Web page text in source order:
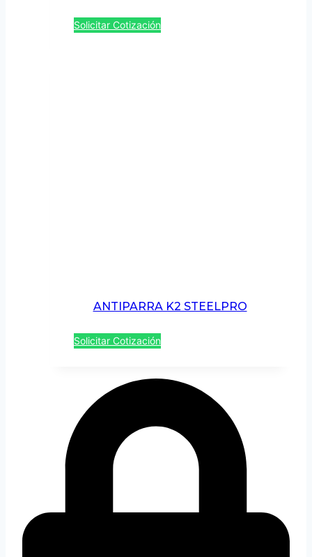
Solicitar Cotización
ANTIPARRA K2 STEELPRO
Solicitar Cotización